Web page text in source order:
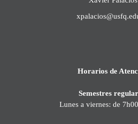
Horarios de
Semestres
Lunes a viernes: de